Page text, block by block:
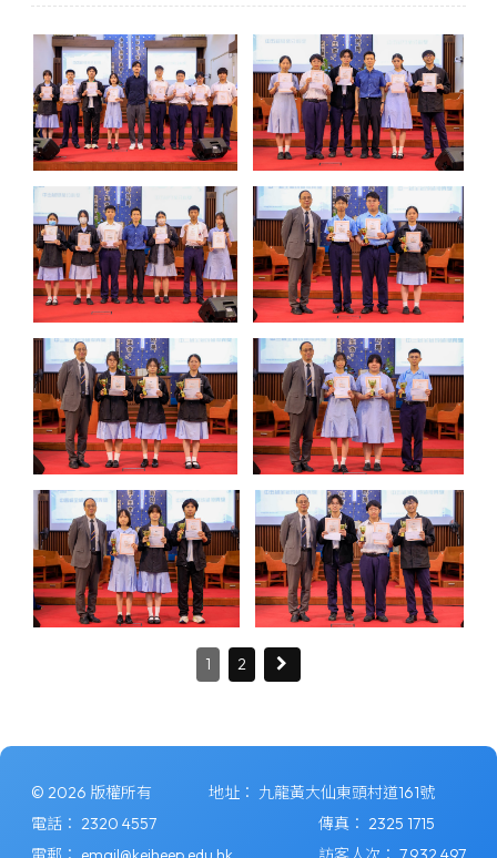
1 2
© 2026 版權所有 地址： 九龍黃大仙東頭村道161號
電話： 2320 4557 傳真： 2325 1715